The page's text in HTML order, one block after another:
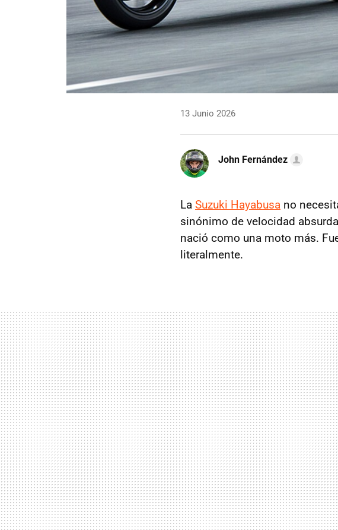
13 Junio 2026
John Fernández
La Suzuki Hayabusa no
sinónimo de velocidad
nació como una moto más.
literalmente.